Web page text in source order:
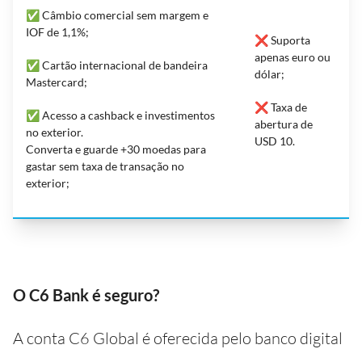
✅ Câmbio comercial sem margem e
IOF de 1,1%;
✅ Cartão internacional de bandeira
Mastercard;
✅ Acesso a cashback e investimentos
no exterior.
Converta e guarde +30 moedas para
gastar sem taxa de transação no
exterior;
❌ Suporta
apenas euro ou
dólar;
❌ Taxa de
abertura de
USD 10.
O C6 Bank é seguro?
A conta C6 Global é oferecida pelo banco digital